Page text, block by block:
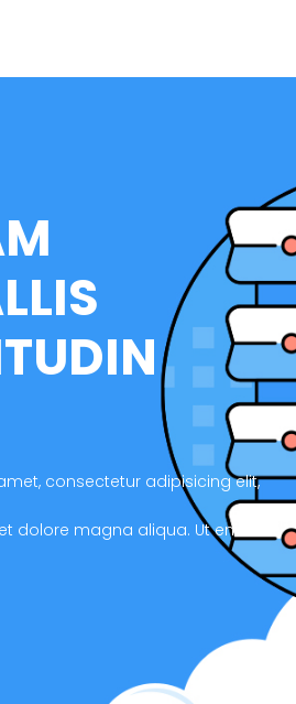
consectetur adipisicing elit,
dolore magna aliqua. Ut enim